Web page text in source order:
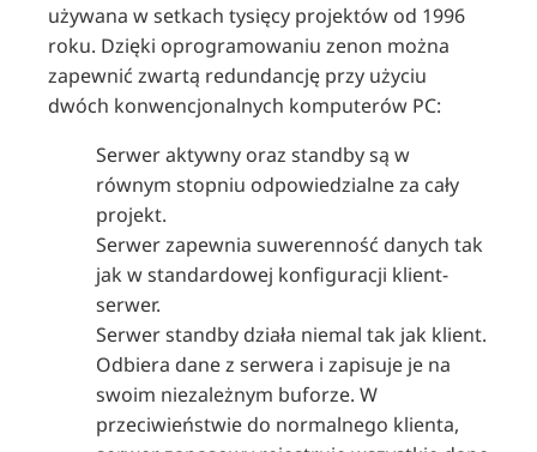
używana w setkach tysięcy projektów od 1996
roku. Dzięki oprogramowaniu zenon można
zapewnić zwartą redundancję przy użyciu
dwóch konwencjonalnych komputerów PC:
Serwer aktywny oraz standby są w
równym stopniu odpowiedzialne za cały
projekt.
Serwer zapewnia suwerenność danych tak
jak w standardowej konfiguracji klient-
serwer.
Serwer standby działa niemal tak jak klient.
Odbiera dane z serwera i zapisuje je na
swoim niezależnym buforze. W
przeciwieństwie do normalnego klienta,